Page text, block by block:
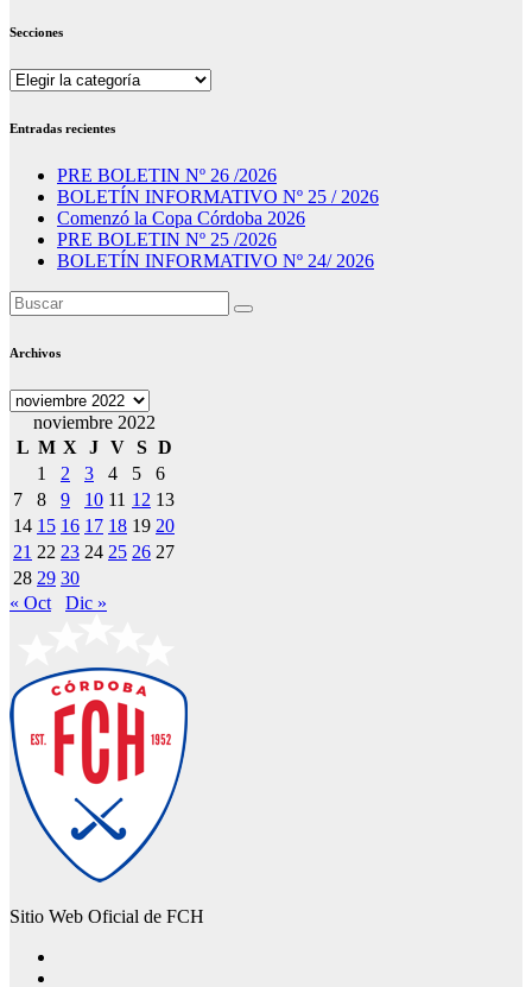
Secciones
Secciones
Entradas recientes
PRE BOLETIN Nº 26 /2026
BOLETÍN INFORMATIVO Nº 25 / 2026
Comenzó la Copa Córdoba 2026
PRE BOLETIN Nº 25 /2026
BOLETÍN INFORMATIVO Nº 24/ 2026
Archivos
Archivos
noviembre 2022
L M X J V S D
1
2 3 4 5
6
7
8 9 10 11 12 13
14 15 16 17 18 19 20
21 22 23 24 25 26 27
28 29 30
« Oct
Dic »
Sitio Web Oficial de FCH